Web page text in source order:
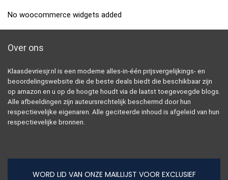
No woocommerce widgets added
Over ons
Klaasdevriesjr.nl is een moderne alles-in-één prijsvergelijkings- en
beoordelingswebsite die de beste deals biedt die beschikbaar zijn
op amazon en u op de hoogte houdt via de laatst toegevoegde blogs.
Alle afbeeldingen zijn auteursrechtelijk beschermd door hun
respectievelijke eigenaren. Alle geciteerde inhoud is afgeleid van hun
respectievelijke bronnen.
WORD LID VAN ONZE MAILLIJST VOOR EXCLUSIEF